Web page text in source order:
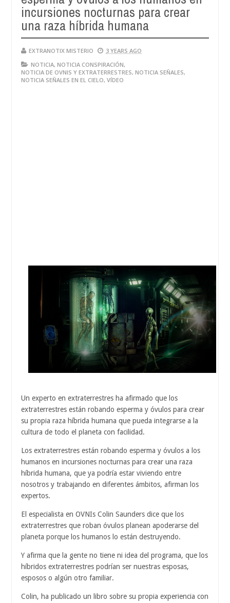
28,
2024 4
incursiones nocturnas para crear
una raza híbrida humana
EXTRANOTIX MISTERIO
3 YEARS AGO
NOTICIA, NOTICIA CONSPIRACIÓN,
NOTICIA DE OVNIS Y EXTRATERRESTRES, NOTICIA SEÑALES,
NOTICIA SEÑALES EN EL CIELO, VÍDEO
Un experto en extraterrestres ha afirmado que los
extraterrestres están robando esperma y óvulos para crear
su propia raza híbrida humana que pueda integrarse a la
cultura de todo el planeta con facilidad.
Los extraterrestres están robando esperma y óvulos a los
humanos en incursiones nocturnas para crear una raza
híbrida humana, que ya podría estar viviendo entre
nosotros y trabajando en diferentes ámbitos, afirman los
expertos.
El especialista en OVNIs Colin Saunders dice que los
extraterrestres que roban óvulos planean apoderarse del
planeta porque los humanos lo están destruyendo.
Y afirma que la gente no tiene ni idea del programa, que los
híbridos extraterrestres podrían ser nuestras esposas,
esposos o algún otro familiar.
Colin, ha publicado un libro sobre su propia experiencia con